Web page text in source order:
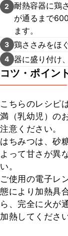
2
耐熱容器に鶏
が通るまで
ます。
3 鶏ささみをほ
4 器に盛り付け
コツ・ポイン
こちらのレシピ
満（乳幼児）の
注意ください。
はちみつは、砂
よって甘さが異
い。
ご使用の電子レ
態により加熱具
ら、完全に火が
加熱してください